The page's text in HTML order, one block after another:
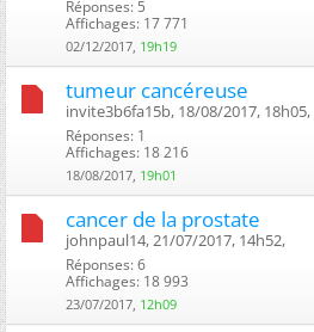
Réponses: 5
Affichages: 17 771
02/12/2017, 19h19
tumeur cancéreuse
invite3b6fa15b, 18/08/2017, 18h05, ‎
Réponses: 1
Affichages: 18 216
18/08/2017, 19h01
cancer de la prostate
johnpaul14, 21/07/2017, 14h52, ‎
Réponses: 6
Affichages: 18 993
23/07/2017, 12h09